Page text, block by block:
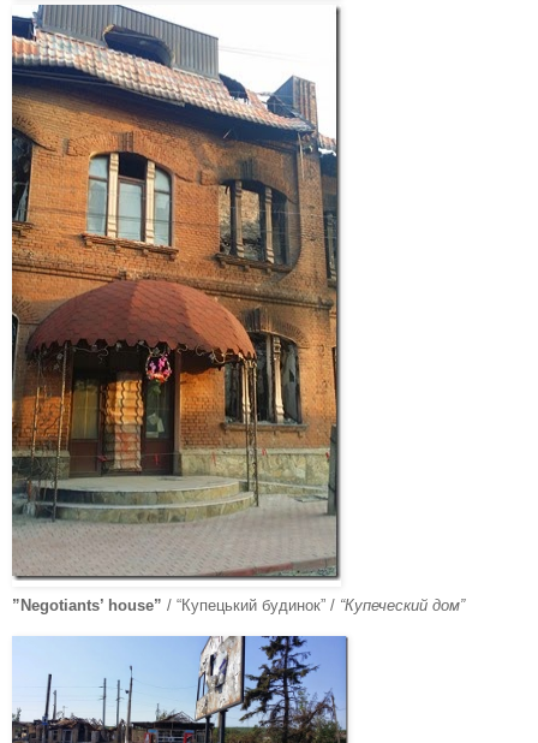
”Negotiants’ house” / “Купецький будинок” / “Купеческий дом”